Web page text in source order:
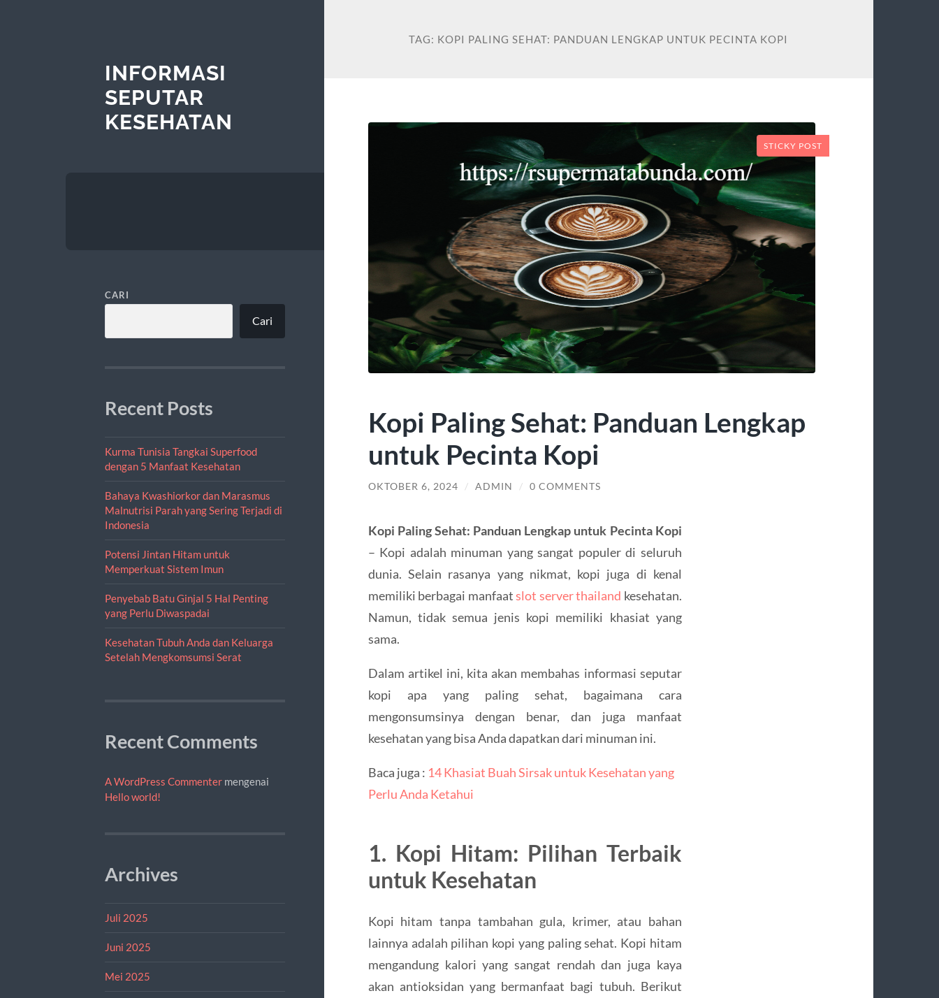
INFORMASI
SEPUTAR
KESEHATAN
CARI
Cari
Recent Posts
Kurma Tunisia Tangkai Superfood
dengan 5 Manfaat Kesehatan
Bahaya Kwashiorkor dan Marasmus
Malnutrisi Parah yang Sering Terjadi di
Indonesia
Potensi Jintan Hitam untuk
Memperkuat Sistem Imun
Penyebab Batu Ginjal 5 Hal Penting
yang Perlu Diwaspadai
Kesehatan Tubuh Anda dan Keluarga
Setelah Mengkomsumsi Serat
Recent Comments
A WordPress Commentermengenai
Hello world!
Archives
Juli 2025
Juni 2025
Mei 2025
TAG: KOPI PALING SEHAT: PANDUAN LENGKAP UNTUK PECINTA KOPI
STICKY POST
Kopi Paling Sehat: Panduan Lengkap
untuk Pecinta Kopi
OKTOBER 6, 2024 / ADMIN / 0 COMMENTS
Kopi Paling Sehat: Panduan Lengkap untuk Pecinta Kopi
– Kopi adalah minuman yang sangat populer di seluruh
dunia. Selain rasanya yang nikmat, kopi juga di kenal
memiliki berbagai manfaatslot server thailand kesehatan.
Namun, tidak semua jenis kopi memiliki khasiat yang
sama.
Dalam artikel ini, kita akan membahas informasi seputar
kopi apa yang paling sehat, bagaimana cara
mengonsumsinya dengan benar, dan juga manfaat
kesehatan yang bisa Anda dapatkan dari minuman ini.
Baca juga : 14 Khasiat Buah Sirsak untuk Kesehatan yang
Perlu Anda Ketahui
1. Kopi Hitam: Pilihan Terbaik
untuk Kesehatan
Kopi hitam tanpa tambahan gula, krimer, atau bahan
lainnya adalah pilihan kopi yang paling sehat. Kopi hitam
mengandung kalori yang sangat rendah dan juga kaya
akan antioksidan yang bermanfaat bagi tubuh. Berikut